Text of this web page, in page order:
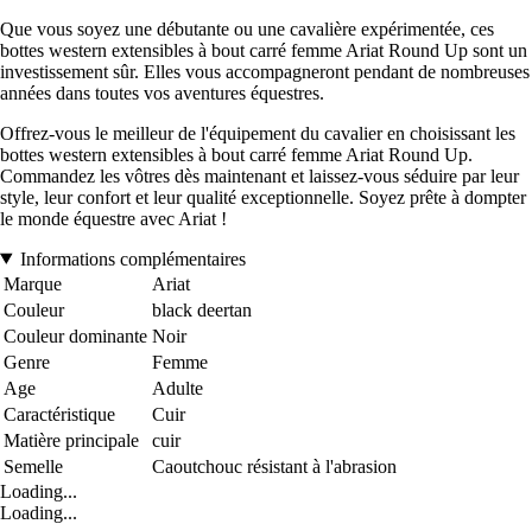
Que vous soyez une débutante ou une cavalière expérimentée, ces
bottes western extensibles à bout carré femme Ariat Round Up sont un
investissement sûr. Elles vous accompagneront pendant de nombreuses
années dans toutes vos aventures équestres.
Offrez-vous le meilleur de l'équipement du cavalier en choisissant les
bottes western extensibles à bout carré femme Ariat Round Up.
Commandez les vôtres dès maintenant et laissez-vous séduire par leur
style, leur confort et leur qualité exceptionnelle. Soyez prête à dompter
le monde équestre avec Ariat !
Informations complémentaires
Marque
Ariat
Couleur
black deertan
Couleur dominante Noir
Genre
Femme
Age
Adulte
Caractéristique
Cuir
Matière principale
cuir
Semelle
Caoutchouc résistant à l'abrasion
Loading...
Loading...